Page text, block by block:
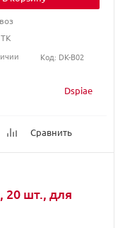
Dspiae
Сравнить
Код: DK-B02
20 шт., для